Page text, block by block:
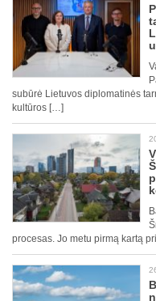
subūrė Lietuvos diplomatinės
kultūros […]
procesas. Jo metu pirmą kartą